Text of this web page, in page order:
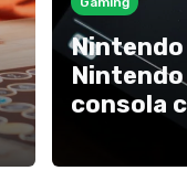
consola